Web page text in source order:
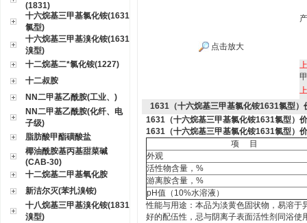
(1831)
十六烷基三甲基氯化铵(1631
氯型)
十六烷基三甲基溴化铵(1631
溴型)
十二烷基二*氯化铵(1227)
十二叔胺
NN二甲基乙酰胺(工业、)
NN二甲基乙酰胺(化纤、电
子级)
脂肪酸甲酯磺酸盐
椰油酰胺基丙基甜菜碱
(CAB-30)
十二烷基二甲基氧化胺
新洁尔灭(苯扎溴铵)
十八烷基三甲基溴化铵(1831
溴型)
点击放大
1631（十六烷基三甲基氯化铵1631氯型）
1631（十六烷基三甲基氯化铵1631氯型）
1631（十六烷基三甲基氯化铵1631氯型）
项
目
外观
活性物含量， %
游离胺含量， %
pH值 （10%水溶液 ）
性能与用途：本品为淡黄色固状物，易溶
好的配伍性，忌与阴离子表面活性剂同浴使